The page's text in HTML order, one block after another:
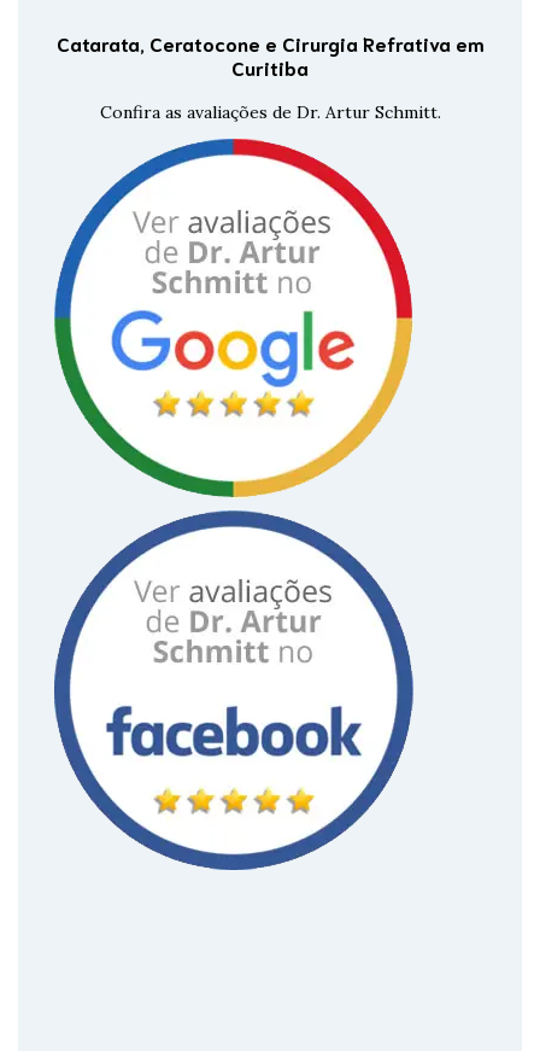
Catarata, Ceratocone e Cirurgia Refrativa em
Curitiba
Confira as avaliações de Dr. Artur Schmitt.